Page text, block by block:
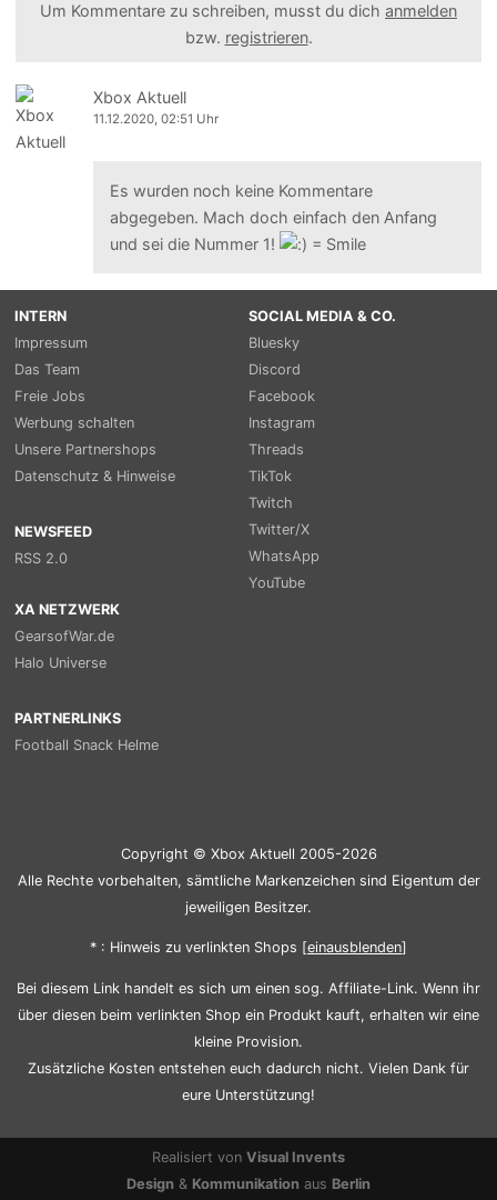
Um Kommentare zu schreiben, musst du dich anmelden
bzw. registrieren.
Xbox Aktuell
11.12.2020, 02:51 Uhr
Es wurden noch keine Kommentare
abgegeben. Mach doch einfach den Anfang
und sei die Nummer 1!
INTERN
Impressum
Das Team
Freie Jobs
Werbung schalten
Unsere Partnershops
Datenschutz & Hinweise
NEWSFEED
RSS 2.0
SOCIAL MEDIA & CO.
Bluesky
Discord
Facebook
Instagram
Threads
TikTok
Twitch
Twitter/X
WhatsApp
YouTube
XA NETZWERK
GearsofWar.de
Halo Universe
PARTNERLINKS
Football Snack Helme
Copyright © Xbox Aktuell 2005-2026
Alle Rechte vorbehalten, sämtliche Markenzeichen sind Eigentum der
jeweiligen Besitzer.
* : Hinweis zu verlinkten Shops [einausblenden]
Bei diesem Link handelt es sich um einen sog. Affiliate-Link. Wenn ihr
über diesen beim verlinkten Shop ein Produkt kauft, erhalten wir eine
kleine Provision.
Zusätzliche Kosten entstehen euch dadurch nicht. Vielen Dank für
eure Unterstützung!
Realisiert von Visual Invents
Design & Kommunikation aus Berlin